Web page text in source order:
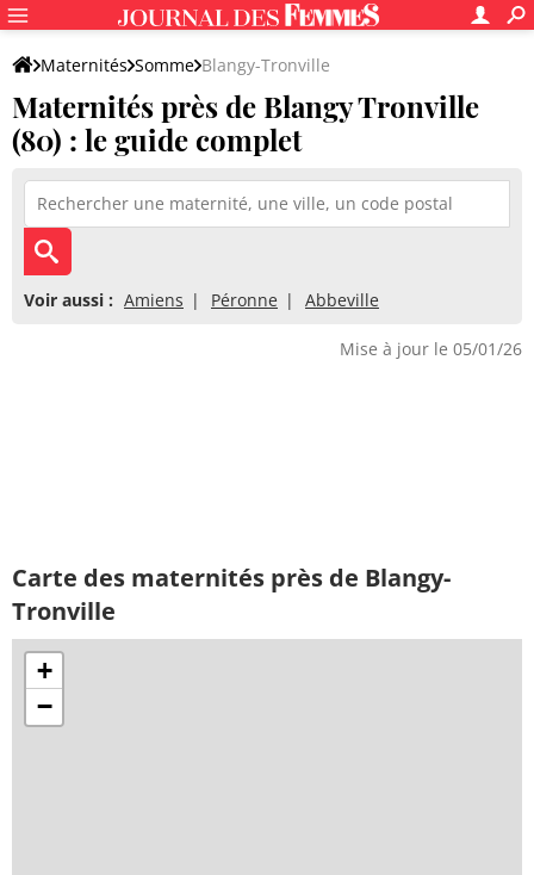
Maternités Somme Blangy-Tronville
Maternités près de Blangy Tronville
(80) : le guide complet
Voir aussi : Amiens Péronne Abbeville
Mise à jour le 05/01/26
Carte des maternités près de Blangy-
Tronville
+
−